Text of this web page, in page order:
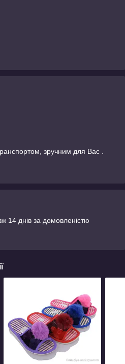
зручним для Вас .
14 днів за домовленістю